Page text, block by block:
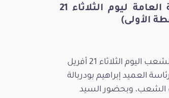
ملخّص الجلسة العامة ليوم الثلاثاء 21
عقد مجلس نوّاب الشعب اليوم الثلاثاء 21 أفريل
العميد إبراهيم بودربالة
وبحضور السيد